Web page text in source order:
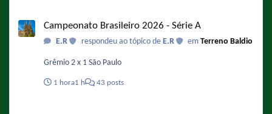
Campeonato Brasileiro 2026 - Série A
E.R respondeu ao tópico de E.R emTerreno Baldio
Grêmio 2 x 1 São Paulo
1 hora1 h 43 posts